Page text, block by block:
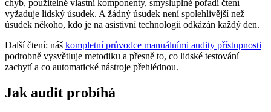
chyb, použitelné vlastní komponenty, smysluplné pořadí čtení —
vyžaduje lidský úsudek. A žádný úsudek není spolehlivější než
úsudek někoho, kdo je na asistivní technologii odkázán každý den.
Další čtení: náš kompletní průvodce manuálními audity přístupnosti
podrobně vysvětluje metodiku a přesně to, co lidské testování
zachytí a co automatické nástroje přehlédnou.
Jak audit probíhá